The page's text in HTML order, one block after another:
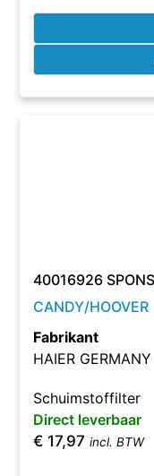
40016926
CANDY/HOOVER
Fabrikant
HAIER
Schuimstoffilter
Direct leverbaar
€ 17,97 incl. BTW